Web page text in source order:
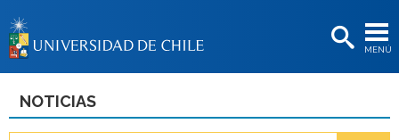
MENÚ
BIBLIOTECAS
NOTICIAS